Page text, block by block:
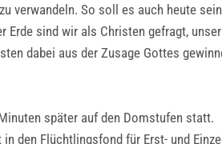
verwandeln. So soll es auch heute
sind wir als Christen gefragt, unser
dabei aus der Zusage Gottes
später auf den Domstufen statt.
den Flüchtlingsfond für Erst- und